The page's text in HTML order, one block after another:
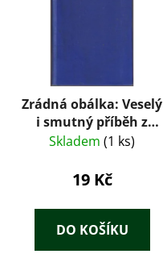
Zrádná obálka: Veselý
i smutný příběh z
doby
Skladem (1 ks)
19 Kč
DO KOŠÍKU